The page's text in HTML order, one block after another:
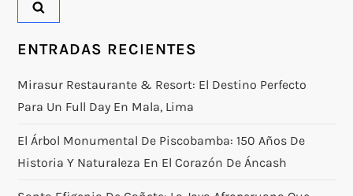
ENTRADAS RECIENTES
Mirasur Restaurante & Resort: El Destino Perfecto
Para Un Full Day En Mala, Lima
El Árbol Monumental De Piscobamba: 150 Años De
Historia Y Naturaleza En El Corazón De Áncash